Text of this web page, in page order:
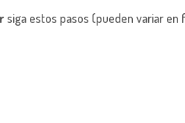
siga estos pasos (pueden variar